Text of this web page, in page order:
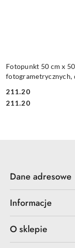
Fotopunkt 50 cm x
fotogrametrycznych,
Cena:
211.20
Cena:
211.20
Dane adresowe
Informacje
O sklepie